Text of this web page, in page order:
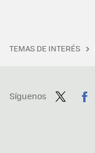
TEMAS DE INTERÉS
Síguenos